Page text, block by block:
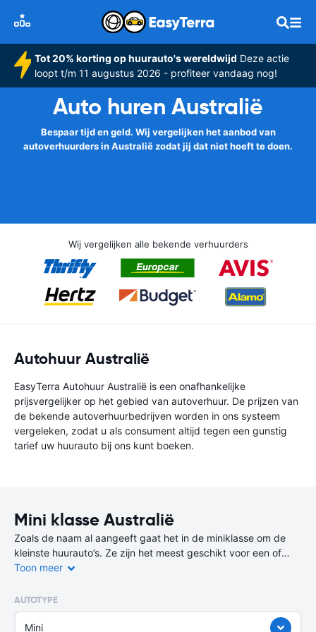
Tot 20% korting op huurauto's wereldwijd Deze actie
loopt t/m 11 augustus 2026 - profiteer vandaag nog!
Auto huren Australië
Bespaar tijd en geld. Wij vergelijken het aanbod van
autoverhuurders in Australië zodat jij dat niet hoeft te doen.
Wij vergelijken alle bekende verhuurders
Autohuur Australië
EasyTerra Autohuur Australië is een onafhankelijke
prijsvergelijker op het gebied van autoverhuur. De prijzen van
de bekende autoverhuurbedrijven worden in ons systeem
vergeleken, zodat u als consument altijd tegen een gunstig
tarief uw huurauto bij ons kunt boeken.
Mini klasse Australië
Zoals de naam al aangeeft gaat het in de miniklasse om de
kleinste huurauto’s. Ze zijn het meest geschikt voor een of
twee personen en hebben meestal maar twee deuren.
De bagageruimte is beperkt, maar deze auto kun je wel kwijt
op de kleinste parkeerplekjes! Deze auto’s zijn niet alleen
goedkoop om te huren, maar ook erg zuinig in brandstof- of
Toon meer
AUTOTYPE
Mini